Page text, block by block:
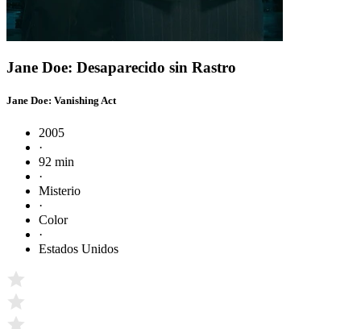
Jane Doe: Desaparecido sin Rastro
Jane Doe: Vanishing Act
2005
·
92 min
·
Misterio
·
Color
·
Estados Unidos